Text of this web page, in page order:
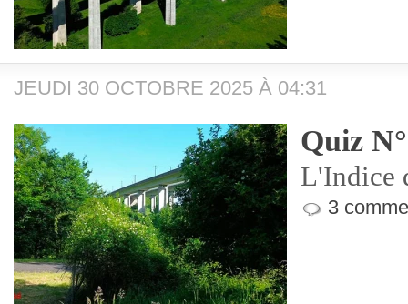
JEUDI 30 OCTOBRE 2025 À 04:31
Quiz
L'Indice
3